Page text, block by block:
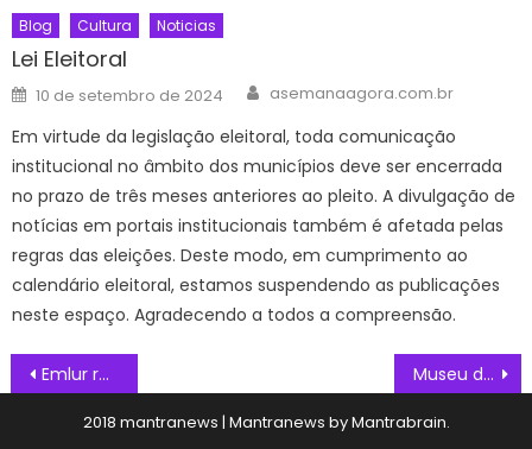
Blog Cultura Noticias
Lei Eleitoral
Posted
on
10 de setembro de 2024 Author
asemanaagora.com.br
Em virtude da legislação eleitoral, toda comunicação
institucional no âmbito dos municípios deve ser encerrada
no prazo de três meses anteriores ao pleito. A divulgação de
notícias em portais institucionais também é afetada pelas
regras das eleições. Deste modo, em cumprimento ao
calendário eleitoral, estamos suspendendo as publicações
neste espaço. Agradecendo a todos a compreensão.
Navegação
de
Emlur realiza serviços de zeladoria e poda de árvores em 17 bairros de João Pessoa Museu do Folclore não abre durante Natal e Ano Novo
2018 mantranews | Mantranews byMantrabrain.